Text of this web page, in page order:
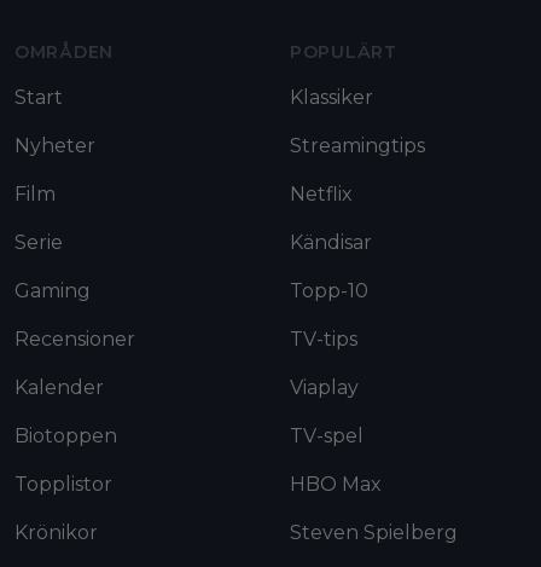
OMRÅDEN
Start
Nyheter
Film
Serie
Gaming
Recensioner
Kalender
Biotoppen
Topplistor
Krönikor
POPULÄRT
Klassiker
Streamingtips
Netflix
Kändisar
Topp-10
TV-tips
Viaplay
TV-spel
HBO Max
Steven Spielberg